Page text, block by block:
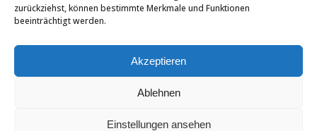
zurückziehst, können bestimmte Merkmale und Funktionen
beeinträchtigt werden.
Akzeptieren
Ablehnen
Einstellungen ansehen
Diario di bordo con meno dati
Diario di bordo con distinzione tra tragitti privati e lavorativi
Diario di bordo del conducente